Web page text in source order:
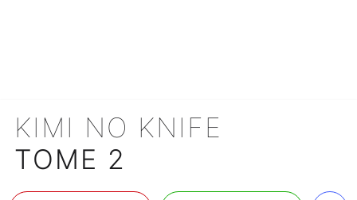
KIMI NO KNIFE
TOME 2